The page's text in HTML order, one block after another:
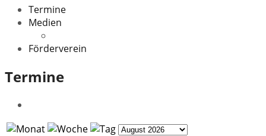
Termine
Medien
Förderverein
Termine